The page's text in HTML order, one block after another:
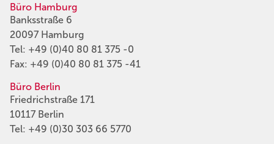
Büro Hamburg
Banksstraße 6
20097 Hamburg
Tel: +49 (0)40 80 81 375 -0
Fax: +49 (0)40 80 81 375 -41
Büro Berlin
Friedrichstraße 171
10117 Berlin
Tel: +49 (0)30 303 66 5770